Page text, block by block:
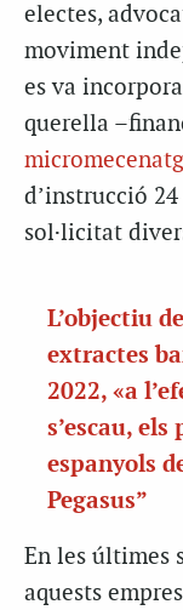
electes,
moviment
es va
querella
d’instrucció
sol·licitat
L’objectiu
extractes
2022, «a
s’escau,
espanyols
Pegasus”
En les últimes
aquests